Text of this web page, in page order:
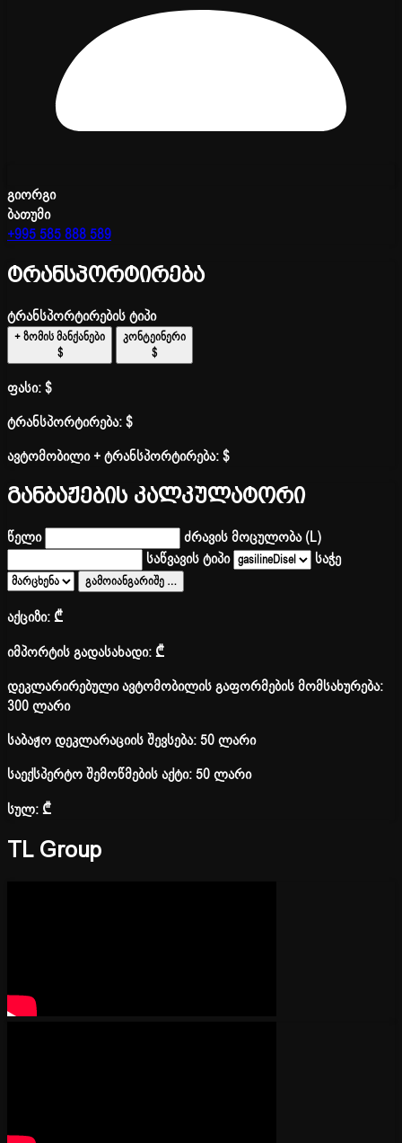
გიორგი
ბათუმი
+995 585 888 589
ტრანსპორტირება
ტრანსპორტირების ტიპი
+ ზომის მანქანები
$
კონტეინერი
$
ფასი:$
ტრანსპორტირება:$
ავტომობილი + ტრანსპორტირება:$
განბაჟების კალკულატორი
წელი
ძრავის მოცულობა (L)
საწვავის ტიპი
საჭე
გამოიანგარიშე …
აქციზი:₾
იმპორტის გადასახადი:₾
დეკლარირებული ავტომობილის გაფორმების მომსახურება:
300 ლარი
საბაჟო დეკლარაციის შევსება: 50 ლარი
საექსპერტო შემოწმების აქტი: 50 ლარი
სულ:₾
TL Group